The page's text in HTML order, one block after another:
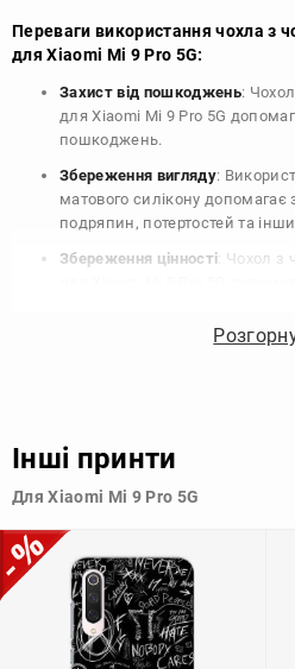
Переваги використання чохла з
для Xiaomi Mi 9 Pro 5G:
Захист від пошкоджень:
для Xiaomi Mi 9 Pro 5G
пошкоджень.
Збереження вигляду:
матового силікону допомагає
подряпин, потертостей та
Збереження цінності: Чохол з
продати свій пристрій в
Узагалі, чохол для телефону - це
допомагає захистити ваш пристрій,
Інші принти
Для Xiaomi Mi 9 Pro 5G